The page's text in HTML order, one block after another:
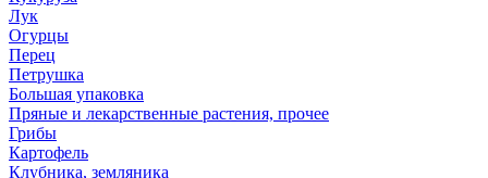
Лук
Огурцы
Перец
Петрушка
Большая упаковка
Пряные и лекарственные растения, прочее
Грибы
Картофель
Клубника, земляника